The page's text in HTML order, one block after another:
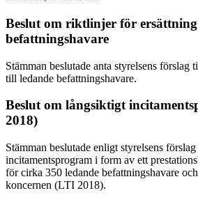
Beslut om riktlinjer för
befattningshavare
Stämman beslutade anta styrelsens
till ledande befattningshavare.
Beslut om långsiktigt
2018)
Stämman beslutade enligt styrelsens
incitamentsprogram i form av ett
för cirka 350 ledande befattningshavare
koncernen (LTI 2018).